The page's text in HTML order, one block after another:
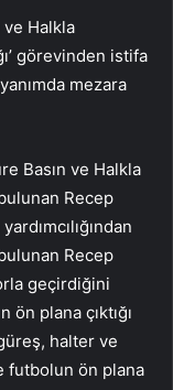
ve Halkla
görevinden istifa
mezara
Basın ve Halkla
Recep
Recep
geçirdiğini
plana çıktığı
halter ve
futbolun ön plana